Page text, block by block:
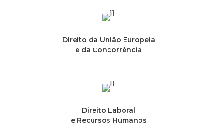
Direito da União Europeia
e da Concorrência
Direito Laboral
e Recursos Humanos